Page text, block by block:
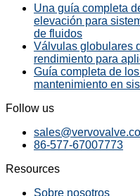
Una guía completa
elevación para
de fluidos
Válvulas globulares
rendimiento para
Guía completa de
mantenimiento en
Follow us
86-577-67007773
Resources
Sobre nosotros